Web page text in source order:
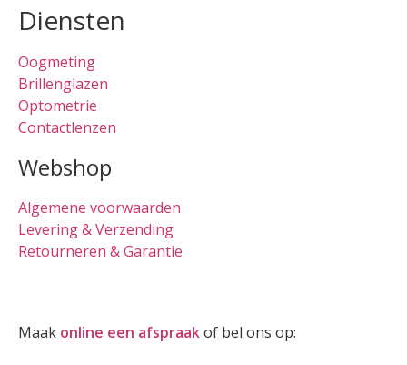
Diensten
Oogmeting
Brillenglazen
Optometrie
Contactlenzen
Webshop
Algemene voorwaarden
Levering & Verzending
Retourneren & Garantie
Maak online een afspraakof bel ons op: